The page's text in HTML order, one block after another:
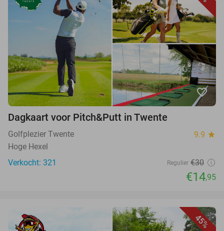
favorite_border
Dagkaart voor Pitch&Putt in Twente
Golfplezier Twente 9.9 star
Hoge Hexel
Verkocht: 321
Regulier €30
€14,95
45%